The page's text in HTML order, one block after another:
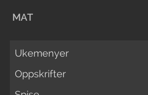
MAT
Ukemenyer
Oppskrifter